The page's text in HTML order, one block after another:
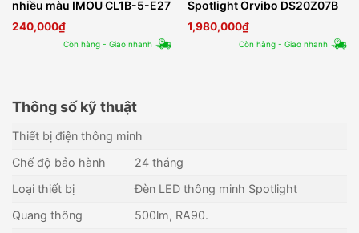
nhiều màu IMOU CL1B-5-E27
240,000₫
Còn hàng - Giao nhanh
Spotlight Orvibo DS20Z07B
1,980,000₫
Còn hàng - Giao nhanh
Thông số kỹ thuật
Thiết bị điện thông minh
Chế độ bảo hành
24 tháng
Loại thiết bị
Đèn LED thông minh Spotlight
Quang thông
500lm, RA90.